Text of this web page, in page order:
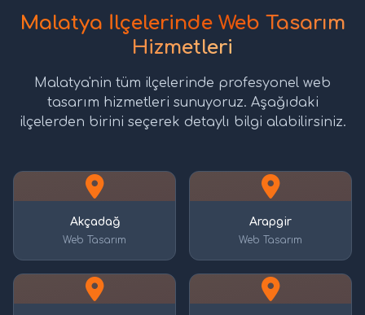
Malatya İlçelerinde Web Tasarım
Hizmetleri
Malatya'nin tüm ilçelerinde profesyonel web
tasarım hizmetleri sunuyoruz. Aşağıdaki
ilçelerden birini seçerek detaylı bilgi alabilirsiniz.
Akçadağ
Web Tasarım
Arapgir
Web Tasarım